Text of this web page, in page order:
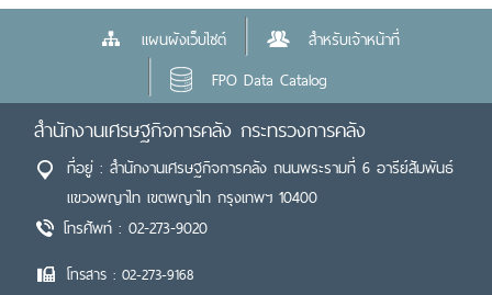
แผนผังเว็บไซต์
สำหรับเจ้าหน้าที่
FPO Data Catalog
สำนักงานเศรษฐกิจการคลัง กระทรวงการคลัง
ที่อยู่ : สำนักงานเศรษฐกิจการคลัง ถนนพระรามที่ 6 อารีย์สัมพันธ์
แขวงพญาไท เขตพญาไท กรุงเทพฯ 10400
โทรศัพท์ : 02-273-9020
โทรสาร : 02-273-9168